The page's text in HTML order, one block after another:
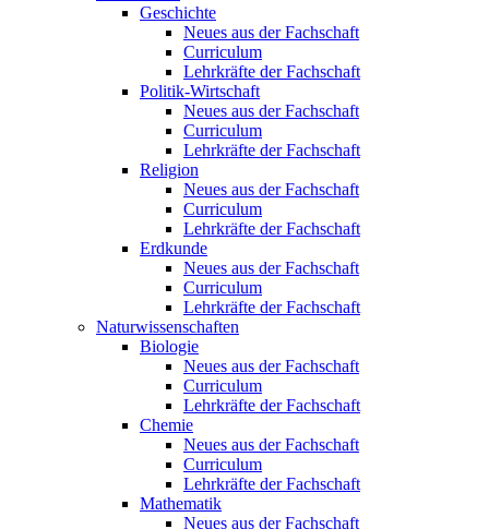
Geschichte
Neues aus der Fachschaft
Curriculum
Lehrkräfte der Fachschaft
Politik-Wirtschaft
Neues aus der Fachschaft
Curriculum
Lehrkräfte der Fachschaft
Religion
Neues aus der Fachschaft
Curriculum
Lehrkräfte der Fachschaft
Erdkunde
Neues aus der Fachschaft
Curriculum
Lehrkräfte der Fachschaft
Naturwissenschaften
Biologie
Neues aus der Fachschaft
Curriculum
Lehrkräfte der Fachschaft
Chemie
Neues aus der Fachschaft
Curriculum
Lehrkräfte der Fachschaft
Mathematik
Neues aus der Fachschaft